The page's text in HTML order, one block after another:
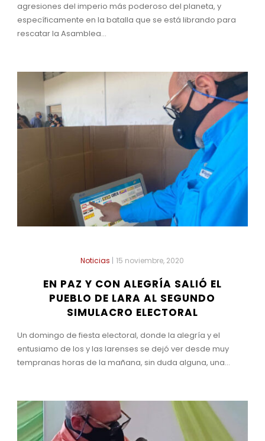
agresiones del imperio más poderoso del planeta, y
específicamente en la batalla que se está librando para
rescatar la Asamblea...
Noticias | 15 noviembre, 2020
EN PAZ Y CON ALEGRÍA SALIÓ EL
PUEBLO DE LARA AL SEGUNDO
SIMULACRO ELECTORAL
Un domingo de fiesta electoral, donde la alegría y el
entusiamo de los y las larenses se dejó ver desde muy
tempranas horas de la mañana, sin duda alguna, una...